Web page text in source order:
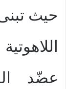
حيث
عضّد